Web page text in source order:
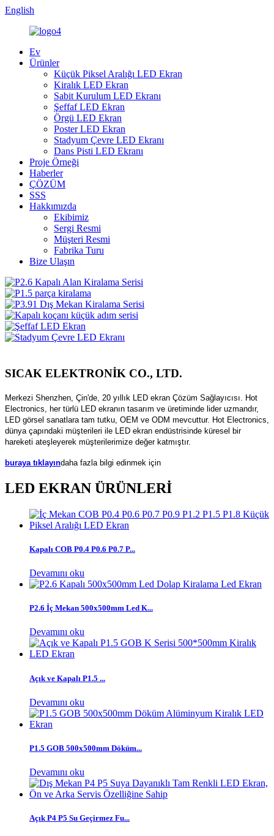
English
Ev
Ürünler
Küçük Piksel Aralığı LED Ekran
Kiralık LED Ekran
Sabit Kurulum LED Ekranı
Şeffaf LED Ekran
Örgü LED Ekran
Poster LED Ekran
Stadyum Çevre LED Ekranı
Dans Pisti LED Ekranı
Proje Örneği
Haberler
ÇÖZÜM
SSS
Hakkımızda
Ekibimiz
Sergi Resmi
Müşteri Resmi
Fabrika Turu
Bize Ulaşın
SICAK ELEKTRONİK CO., LTD.
Merkezi Shenzhen, Çin'de, 20 yıllık LED ekran Çözüm Sağlayıcısı. Hot
Electronics, her türlü LED ekranın tasarım ve üretiminde lider uzmandır,
LED görsel sanatlara tam tutku, OEM ve ODM mevcuttur. Hot Electronics,
dünya çapındaki müşterileri ile LED ekran endüstrisinde küresel bir
hareketi ateşleyerek müşterilerimize değer katmıştır.
buraya tıklayındaha fazla bilgi edinmek için
LED EKRAN ÜRÜNLERİ
Kapalı COB P0.4 P0.6 P0.7 P...
Devamını oku
P2.6 İç Mekan 500x500mm Led K...
Devamını oku
Açık ve Kapalı P1.5 ...
Devamını oku
P1.5 GOB 500x500mm Döküm...
Devamını oku
Açık P4 P5 Su Geçirmez Fu...